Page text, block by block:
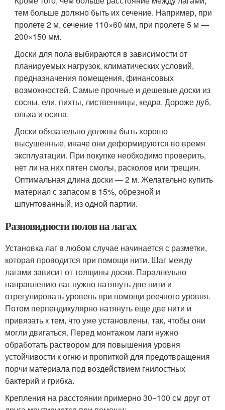
тем больше должно быть их сечение. Например, при
пролете 2 м, сечение 110×60 мм, при пролете 5 м —
200×150 мм.
Доски для пола выбираются в зависимости от
планируемых нагрузок, климатических условий,
предназначения помещения, финансовых
возможностей. Самые прочные и дешевые доски из
сосны, ели, пихты, лиственницы, кедра. Дороже дуб,
ольха и осина.
Доски обязательно должны быть хорошо
высушенные, иначе они деформируются во время
эксплуатации. При покупке необходимо проверить,
нет ли на них пятен смолы, расколов или трещин.
Оптимальная длина доски — 2 м. Желательно купить
материал с запасом в 15%, обрезной и
шпунтованный, из одной партии.
Разновидности полов на лагах
Установка лаг в любом случае начинается с разметки,
которая проводится при помощи нити. Шаг между
лагами зависит от толщины доски. Параллельно
направлению лаг нужно натянуть две нити и
отрегулировать уровень при помощи реечного уровня.
Потом перпендикулярно натянуть еще две нити и
привязать к тем, что уже установлены, так, чтобы они
могли двигаться. Перед монтажом лаги нужно
обработать раствором для повышения уровня
устойчивости к огню и пропиткой для предотвращения
порчи материала под воздействием гнилостных
бактерий и грибка.
Крепления на расстоянии примерно 30−100 см друг от